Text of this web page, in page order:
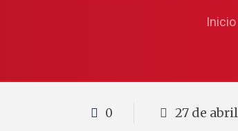
Inicio
0 27 de